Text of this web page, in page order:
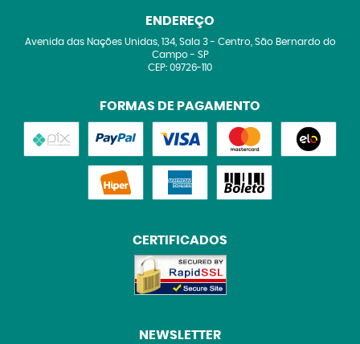
ENDEREÇO
Avenida das Nações Unidas, 134, Sala 3- Centro, São Bernardo do
Campo- SP
CEP: 09726-110
FORMAS DE PAGAMENTO
CERTIFICADOS
NEWSLETTER